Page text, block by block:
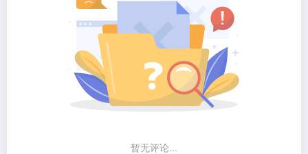
暂无评论...